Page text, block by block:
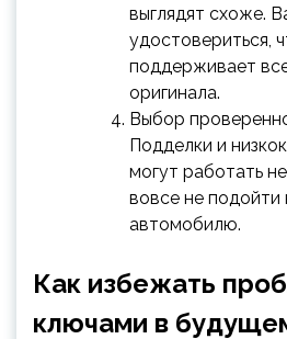
выглядят схоже.
удостовериться,
поддерживает
оригинала.
Выбор
Подделки и
могут работать
вовсе не
автомобилю.
Как избежать
ключами в